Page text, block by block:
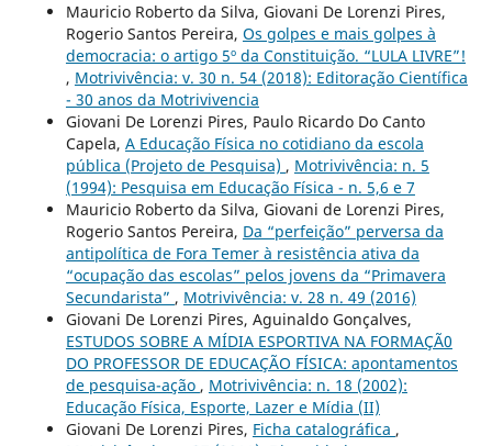
Mauricio Roberto da Silva, Giovani De Lorenzi Pires,
Rogerio Santos Pereira, Os golpes e mais golpes à
democracia: o artigo 5º da Constituição. “LULA LIVRE”!
, Motrivivência: v. 30 n. 54 (2018): Editoração Científica
- 30 anos da Motrivivencia
Giovani De Lorenzi Pires, Paulo Ricardo Do Canto
Capela, A Educação Física no cotidiano da escola
pública (Projeto de Pesquisa) , Motrivivência: n. 5
(1994): Pesquisa em Educação Física - n. 5,6 e 7
Mauricio Roberto da Silva, Giovani de Lorenzi Pires,
Rogerio Santos Pereira, Da “perfeição” perversa da
antipolítica de Fora Temer à resistência ativa da
“ocupação das escolas” pelos jovens da “Primavera
Secundarista” , Motrivivência: v. 28 n. 49 (2016)
Giovani De Lorenzi Pires, Aguinaldo Gonçalves,
ESTUDOS SOBRE A MÍDIA ESPORTIVA NA FORMAÇÃ0
DO PROFESSOR DE EDUCAÇÃO FÍSICA: apontamentos
de pesquisa-ação , Motrivivência: n. 18 (2002):
Educação Física, Esporte, Lazer e Mídia (II)
Giovani De Lorenzi Pires, Ficha catalográfica ,